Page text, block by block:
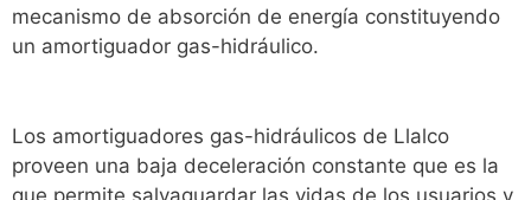
mecanismo de absorción de energía constituyendo
un amortiguador gas-hidráulico.
Los amortiguadores gas-hidráulicos de Llalco
proveen una baja deceleración constante que es la
que permite salvaguardar las vidas de los usuarios y